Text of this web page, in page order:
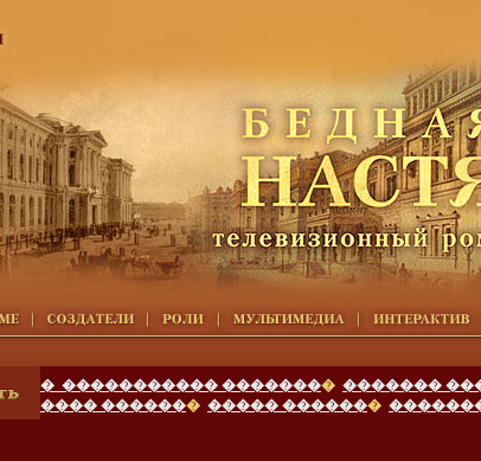
� ����������� �������� �������
���� ������� ����� �������